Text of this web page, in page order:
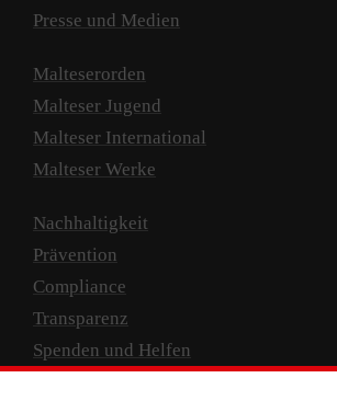
Presse und Medien
Malteserorden
Malteser Jugend
Malteser International
Malteser Werke
Nachhaltigkeit
Prävention
Compliance
Transparenz
Spenden und Helfen